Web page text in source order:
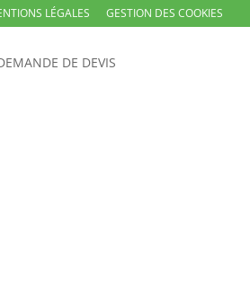
LÉGALES GESTION DES COOKIES
DE DEVIS